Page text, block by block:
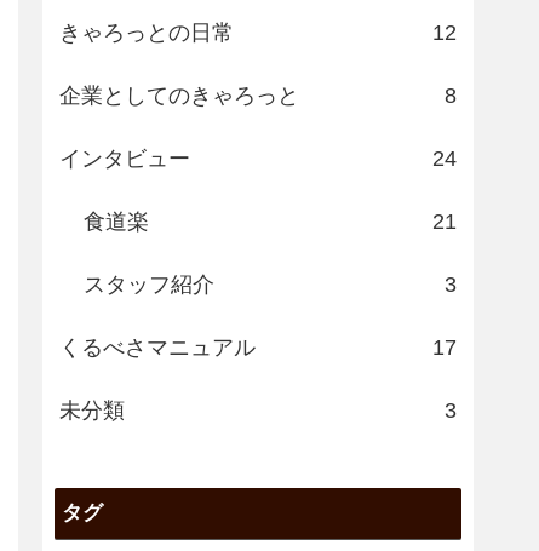
きゃろっとの日常 12
企業としてのきゃろっと 8
インタビュー 24
食道楽 21
スタッフ紹介 3
くるべさマニュアル 17
未分類 3
タグ